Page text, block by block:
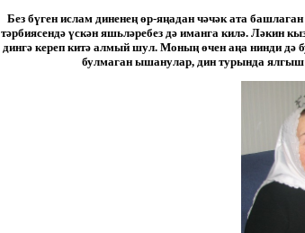
Без бүген ислам диненең өр-яңадан чәчәк ата
тәрбиясендә үскән яшьләребез дә иманга килә. Ләкин
дингә кереп китә алмый шул. Моның өчен аңа нинди дә
булмаган ышанулар, дин турында ялгыш